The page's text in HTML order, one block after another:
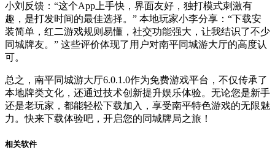
小刘反馈：“这个App上手快，界面友好，独打模式刺激有
趣，是打发时间的最佳选择。” 本地玩家小李分享：“下载安
装简单，红二游戏规则易懂，社交功能强大，让我结识了不少
同城牌友。” 这些评价体现了用户对南平同城游大厅的高度认
可。
总之，南平同城游大厅6.0.1.0作为免费游戏平台，不仅传承了
本地牌类文化，还通过技术创新提升娱乐体验。无论您是新手
还是老玩家，都能轻松下载加入，享受南平特色游戏的无限魅
力。快来下载体验吧，开启您的同城牌局之旅！
相关软件